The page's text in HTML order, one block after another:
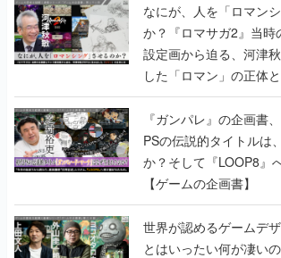
なにが、人を「ロマン
か？『ロマサガ2』当時
設定画から迫る、河津
した「ロマン」の正体
書】
『ガンパレ』の企画書
PSの伝説的タイトルは
か？そして『LOOP8』
【ゲームの企画書】
世界が認めるゲームデ
とはいったい何が凄い